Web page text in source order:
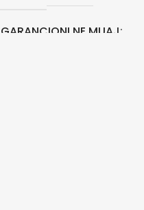
GARANCIONI NE MUAJ